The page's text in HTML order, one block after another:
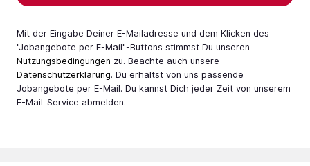
Mit der Eingabe Deiner E-Mail­adresse und dem Klicken des
"Jobangebote per E-Mail"-Buttons stimmst Du unseren
Nutzungsbedingungen zu. Beachte auch unsere
Datenschutzerklärung. Du erhältst von uns passende
Jobangebote per E-Mail. Du kannst Dich jeder Zeit von unserem
E-Mail-Service abmelden.